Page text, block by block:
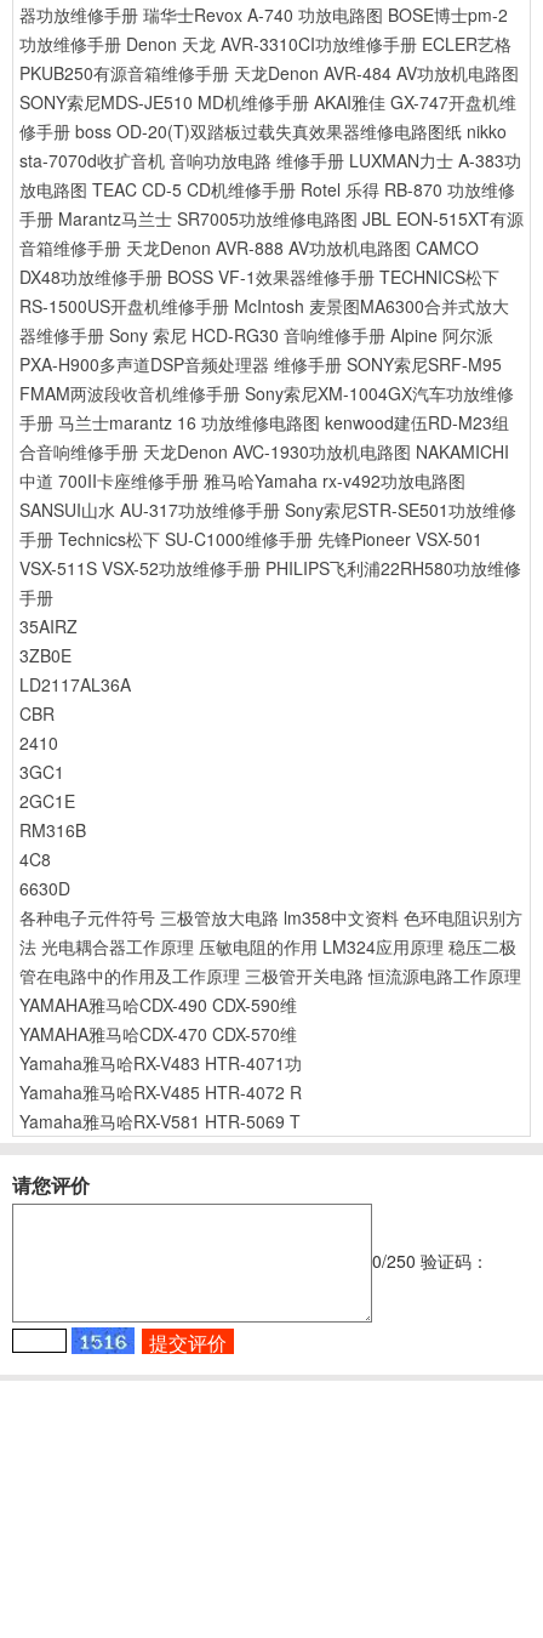
器功放维修手册 瑞华士Revox A-740 功放电路图 BOSE博士pm-2
功放维修手册 Denon 天龙 AVR-3310CI功放维修手册 ECLER艺格
PKUB250有源音箱维修手册 天龙Denon AVR-484 AV功放机电路图
SONY索尼MDS-JE510 MD机维修手册 AKAI雅佳 GX-747开盘机维
修手册 boss OD-20(T)双踏板过载失真效果器维修电路图纸 nikko
sta-7070d收扩音机 音响功放电路 维修手册 LUXMAN力士 A-383功
放电路图 TEAC CD-5 CD机维修手册 Rotel 乐得 RB-870 功放维修
手册 Marantz马兰士 SR7005功放维修电路图 JBL EON-515XT有源
音箱维修手册 天龙Denon AVR-888 AV功放机电路图 CAMCO
DX48功放维修手册 BOSS VF-1效果器维修手册 TECHNICS松下
RS-1500US开盘机维修手册 McIntosh 麦景图MA6300合并式放大
器维修手册 Sony 索尼 HCD-RG30 音响维修手册 Alpine 阿尔派
PXA-H900多声道DSP音频处理器 维修手册 SONY索尼SRF-M95
FMAM两波段收音机维修手册 Sony索尼XM-1004GX汽车功放维修
手册 马兰士marantz 16 功放维修电路图 kenwood建伍RD-M23组
合音响维修手册 天龙Denon AVC-1930功放机电路图 NAKAMICHI
中道 700II卡座维修手册 雅马哈Yamaha rx-v492功放电路图
SANSUI山水 AU-317功放维修手册 Sony索尼STR-SE501功放维修
手册 Technics松下 SU-C1000维修手册 先锋Pioneer VSX-501
VSX-511S VSX-52功放维修手册 PHILIPS飞利浦22RH580功放维修
手册
35AIRZ
3ZB0E
LD2117AL36A
CBR
2410
3GC1
2GC1E
RM316B
4C8
6630D
各种电子元件符号 三极管放大电路 lm358中文资料 色环电阻识别方
法 光电耦合器工作原理 压敏电阻的作用 LM324应用原理 稳压二极
管在电路中的作用及工作原理 三极管开关电路 恒流源电路工作原理
YAMAHA雅马哈CDX-490 CDX-590维
YAMAHA雅马哈CDX-470 CDX-570维
Yamaha雅马哈RX-V483 HTR-4071功
Yamaha雅马哈RX-V485 HTR-4072 R
Yamaha雅马哈RX-V581 HTR-5069 T
请您评价
0/250 验证码：